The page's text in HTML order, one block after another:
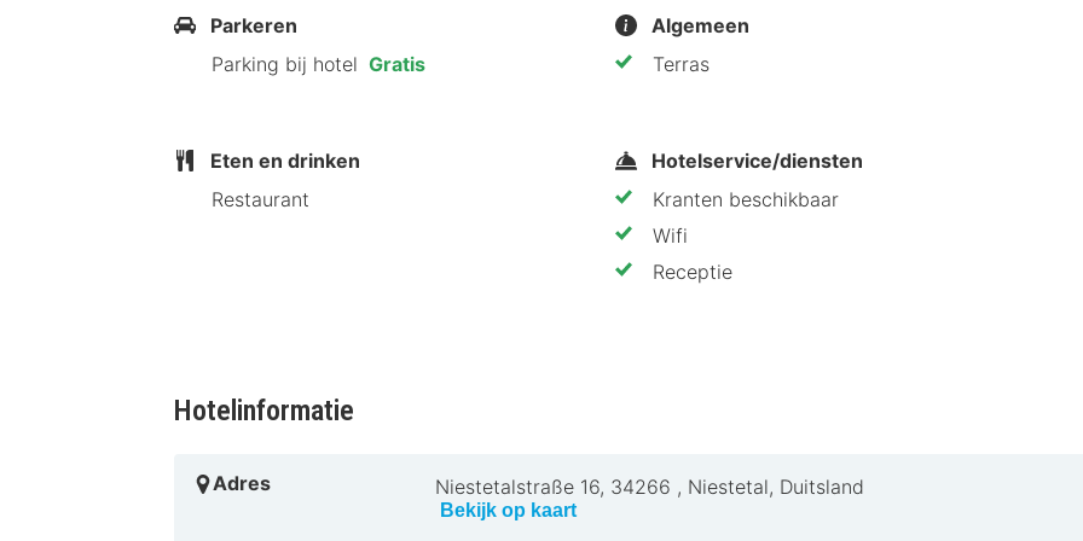
Restaurant & Landhotel Zum Niestetal ligt in Niestetal in de buitenwijken, op 10 min. rijden
Kassel. Dit hotel ligt op 5,9 km van Martinskirche Kassel en op 5,9 km van Druselturm.
Parkeren
Parking bij hotel Gratis
Eten en drinken
Restaurant
Algemeen
Terras
Hotelservice/diensten
Kranten beschikbaar
Wifi
Receptie
Hotelinformatie
Adres Niestetalstraße 16, 34266 , Niestetal, Duitsland
Bekijk op kaart